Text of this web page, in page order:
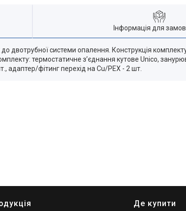
Інформація для
двотрубної системи опалення. Конструкція
термостатичне з’єднання кутове Unico,
адаптер/фітинг перехід на Cu/PEX - 2 шт.
Де купити